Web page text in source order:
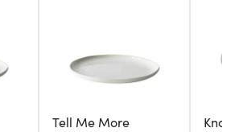
Tell Me More